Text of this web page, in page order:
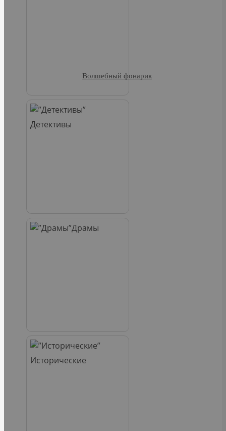
Детективы
Драмы
Исторические
Волшебный фонарик